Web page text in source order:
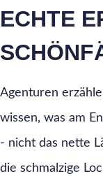
ECHTE
Agenturen
wissen, was am
- nicht das nette
die schmalzige